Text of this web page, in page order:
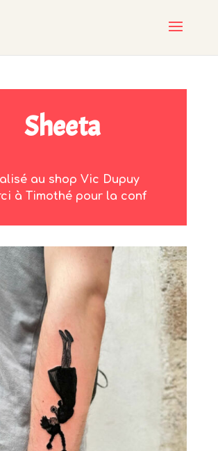
Sheeta
au shop Vic Dupuy
à Timothé pour la conf